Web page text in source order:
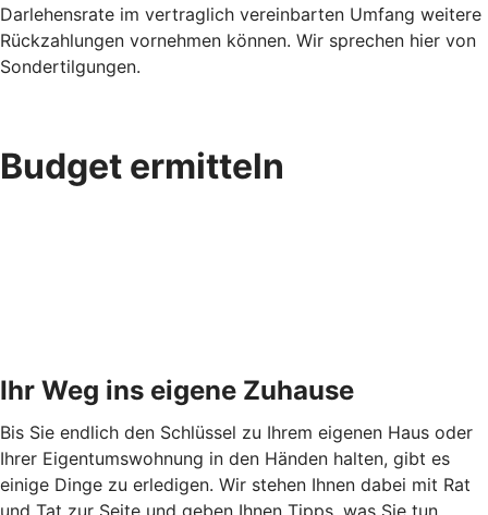
Darlehensrate im vertraglich vereinbarten Umfang weitere
Rückzahlungen vornehmen können. Wir sprechen hier von
Sondertilgungen.
Budget ermitteln
Ihr Weg ins eigene Zuhause
Bis Sie endlich den Schlüssel zu Ihrem eigenen Haus oder
Ihrer Eigentumswohnung in den Händen halten, gibt es
einige Dinge zu erledigen. Wir stehen Ihnen dabei mit Rat
und Tat zur Seite und geben Ihnen Tipps, was Sie tun